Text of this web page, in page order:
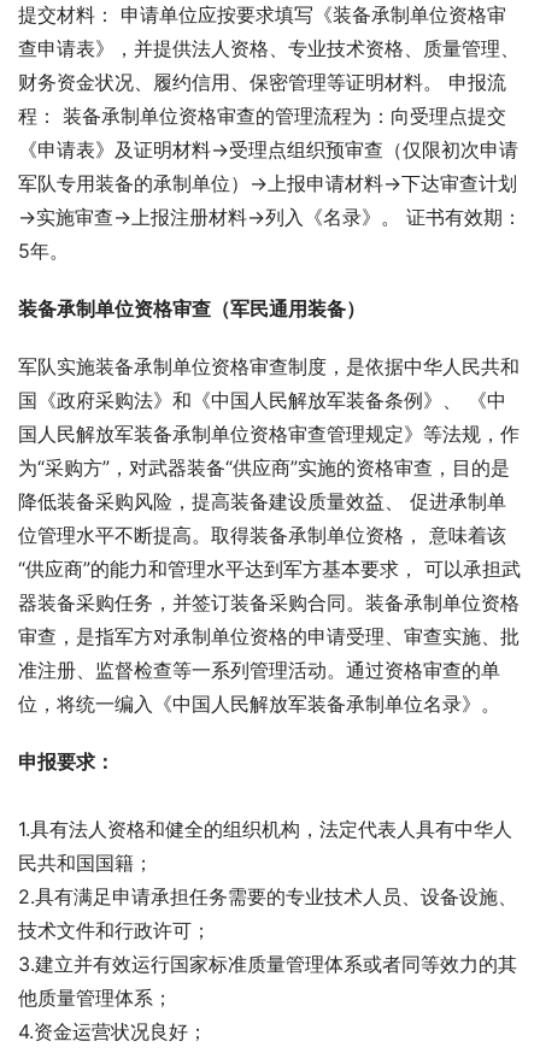
提交材料： 申请单位应按要求填写《装备承制单位资格审
查申请表》，并提供法人资格、专业技术资格、质量管理、
财务资金状况、履约信用、保密管理等证明材料。 申报流
程： 装备承制单位资格审查的管理流程为：向受理点提交
《申请表》及证明材料→受理点组织预审查（仅限初次申请
军队专用装备的承制单位）→上报申请材料→下达审查计划
→实施审查→上报注册材料→列入《名录》。 证书有效期：
5年。
装备承制单位资格审查（军民通用装备）
军队实施装备承制单位资格审查制度，是依据中华人民共和
国《政府采购法》和《中国人民解放军装备条例》、 《中
国人民解放军装备承制单位资格审查管理规定》等法规，作
为“采购方”，对武器装备“供应商”实施的资格审查，目的是
降低装备采购风险，提高装备建设质量效益、 促进承制单
位管理水平不断提高。取得装备承制单位资格， 意味着该
“供应商”的能力和管理水平达到军方基本要求， 可以承担武
器装备采购任务，并签订装备采购合同。装备承制单位资格
审查，是指军方对承制单位资格的申请受理、审查实施、批
准注册、监督检查等一系列管理活动。通过资格审查的单
位，将统一编入《中国人民解放军装备承制单位名录》。
申报要求：
1.具有法人资格和健全的组织机构，法定代表人具有中华人
民共和国国籍；
2.具有满足申请承担任务需要的专业技术人员、设备设施、
技术文件和行政许可；
3.建立并有效运行国家标准质量管理体系或者同等效力的其
他质量管理体系；
4.资金运营状况良好；